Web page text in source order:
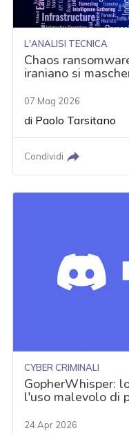
L'ANALISI TECNICA
Chaos
iraniano si
07 Mag 2026
di Paolo Tarsitano
Condividi
CYBER CRIMINALI
GopherWhisper:
l'uso malevolo di
24 Apr 2026